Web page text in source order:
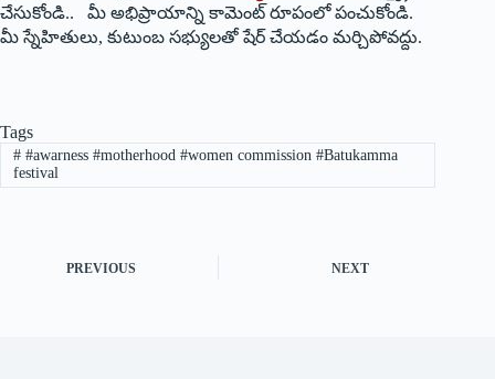
చేసుకోండి.. మీ అభిప్రాయాన్ని కామెంట్ రూపంలో పంచుకోండి.
మీ స్నేహితులు, కుటుంబ సభ్యులతో షేర్ చేయడం మర్చిపోవద్దు.
Tags
##awarness #motherhood #women commission #Batukamma
festival
PREVIOUS NEXT